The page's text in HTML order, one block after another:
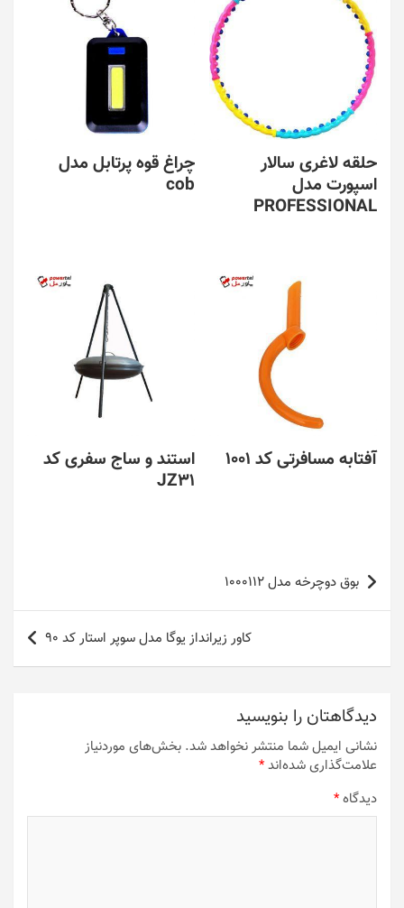
حلقه لاغری سالار
اسپورت مدل
PROFESSIONAL
چراغ قوه پرتابل مدل
cob
آفتابه مسافرتی کد 1001
استند و ساج سفری کد
JZ31
راهبری
نوشته
بوق دوچرخه مدل 1000112
کاور زیرانداز یوگا مدل سوپر استار کد 90
دیدگاهتان را بنویسید
نشانی ایمیل شما منتشر نخواهد شد. بخش‌های موردنیاز
علامت‌گذاری شده‌اند*
دیدگاه*